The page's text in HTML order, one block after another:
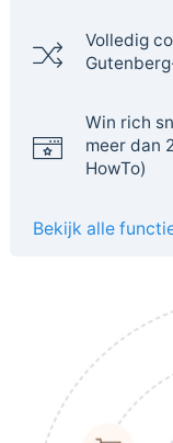
Volledig
Win rich
meer dan
HowTo)
Bekijk alle